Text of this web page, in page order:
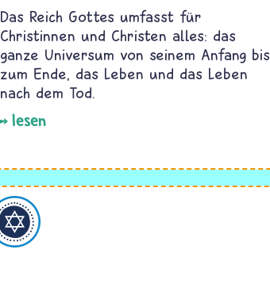
Das Reich Gottes umfasst für
Christinnen und Christen alles: das
ganze Universum von seinem Anfang bis
zum Ende, das Leben und das Leben
nach dem Tod.
lesen